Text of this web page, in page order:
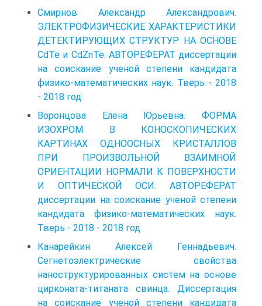
Смирнов Александр Александрович.
ЭЛЕКТРОФИЗИЧЕСКИЕ ХАРАКТЕРИСТИКИ
ДЕТЕКТИРУЮЩИХ СТРУКТУР НА ОСНОВЕ
CdTe и CdZnTe. АВТОРЕФЕРАТ диссертации
на соискание ученой степени кандидата
физико-математических наук. Тверь - 2018
- 2018 год
Воронцова Елена Юрьевна. ФОРМА
ИЗОХРОМ В КОНОСКОПИЧЕСКИХ
КАРТИНАХ ОДНООСНЫХ КРИСТАЛЛОВ
ПРИ ПРОИЗВОЛЬНОЙ ВЗАИМНОЙ
ОРИЕНТАЦИИ НОРМАЛИ К ПОВЕРХНОСТИ
И ОПТИЧЕСКОЙ ОСИ. АВТОРЕФЕРАТ
диссертации на соискание ученой степени
кандидата физико-математических наук.
Тверь - 2018 - 2018 год
Канарейкин Алексей Геннадьевич.
Сегнетоэлектрические свойства
наноструктурированных систем на основе
цирконата-титаната свинца. Диссертация
на соискание ученой степени кандидата